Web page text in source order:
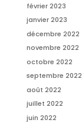
février 2023
janvier 2023
décembre 2022
novembre 2022
octobre 2022
septembre 2022
août 2022
juillet 2022
juin 2022